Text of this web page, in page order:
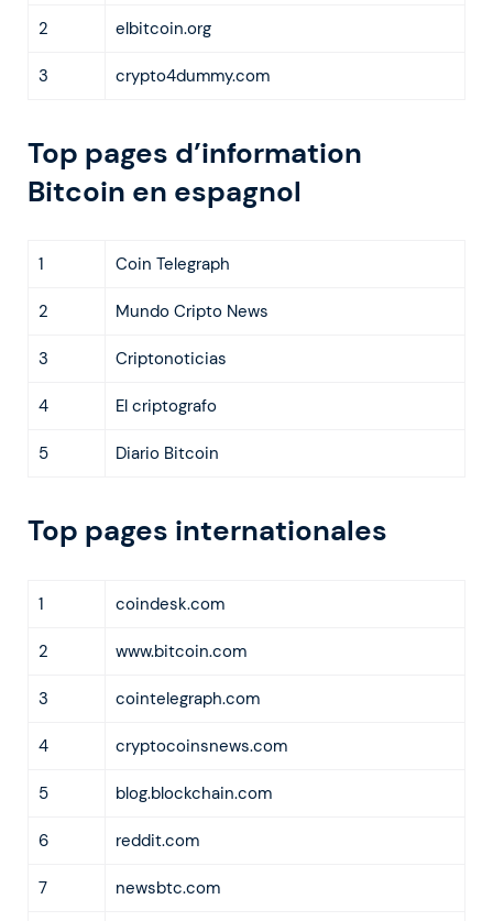
2 elbitcoin.org
3 crypto4dummy.com
Top pages d’information
Bitcoin en espagnol
1 Coin Telegraph
2 Mundo Cripto News
3 Criptonoticias
4 El criptografo
5 Diario Bitcoin
Top pages internationales
1 coindesk.com
2 www.bitcoin.com
3 cointelegraph.com
4 cryptocoinsnews.com
5 blog.blockchain.com
6 reddit.com
7 newsbtc.com